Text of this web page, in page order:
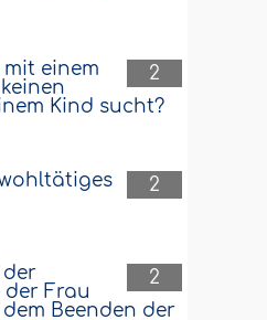
2
einem
Kind sucht?
2
2
der
der Frau
Beenden der